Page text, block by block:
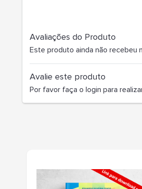
Avaliações do Produto
Este produto ainda não recebeu
Avalie este produto
Por favor faça o login para